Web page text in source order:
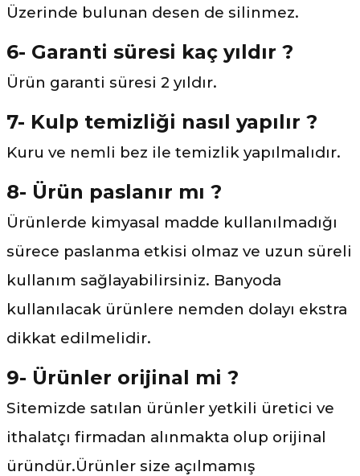
Üzerinde bulunan desen de silinmez.
6- Garanti süresi kaç yıldır ?
Ürün garanti süresi 2 yıldır.
7- Kulp temizliği nasıl yapılır ?
Kuru ve nemli bez ile temizlik yapılmalıdır.
8- Ürün paslanır mı ?
Ürünlerde kimyasal madde kullanılmadığı
sürece paslanma etkisi olmaz ve uzun süreli
kullanım sağlayabilirsiniz. Banyoda
kullanılacak ürünlere nemden dolayı ekstra
dikkat edilmelidir.
9- Ürünler orijinal mi ?
Sitemizde satılan ürünler yetkili üretici ve
ithalatçı firmadan alınmakta olup orijinal
üründür.Ürünler size açılmamış